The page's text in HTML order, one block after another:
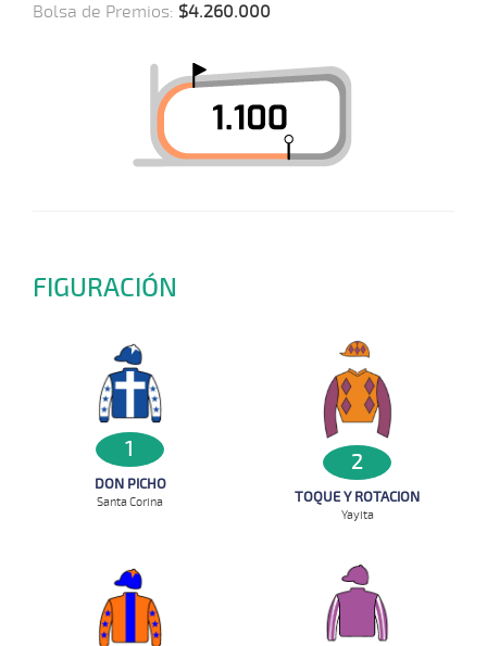
Bolsa de Premios: $4.260.000
FIGURACIÓN
1
DON PICHO
Santa Corina
2
TOQUE Y ROTACION
Yayita